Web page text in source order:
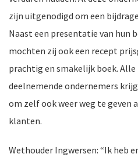
zijn uitgenodigd om een
Naast een presentatie van hun
mochten zij ook een recept
prachtig en smakelijk boek. Alle
deelnemende ondernemers
om zelf ook weer weg te geven
klanten.
Wethouder Ingwersen: “Ik heb